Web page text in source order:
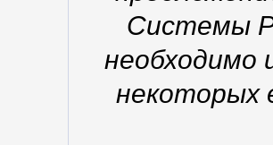
Системы
необходимо
некоторых